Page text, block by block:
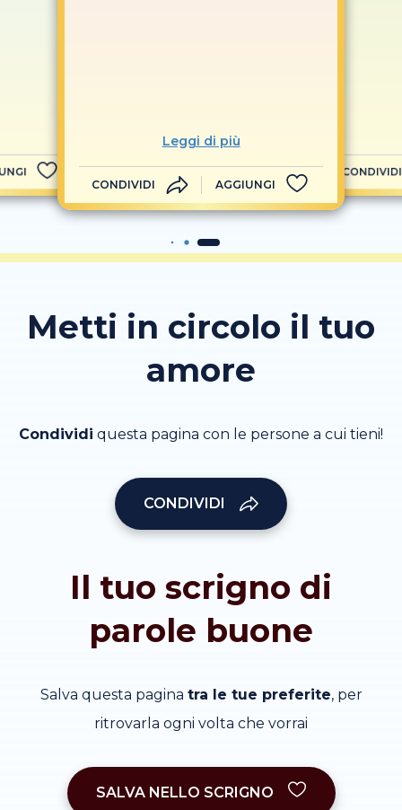
Leggi di più
CONDIVIDI AGGIUNGI
CONDIVIDI
Metti in circolo il tuo
amore
Condividi questa pagina con le persone a cui tieni!
CONDIVIDI
Il tuo scrigno di
parole buone
Salva questa pagina tra le tue preferite, per
ritrovarla ogni volta che vorrai
SALVA NELLO SCRIGNO